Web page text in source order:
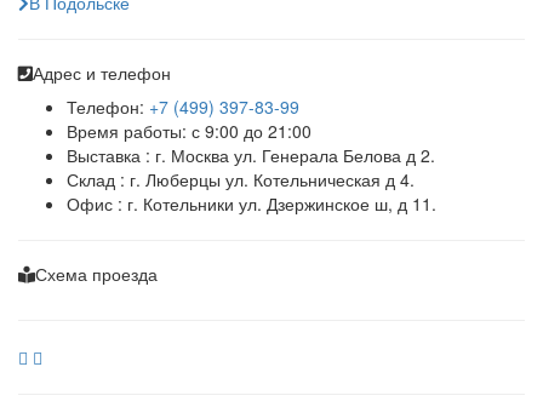
Адрес и телефон
Телефон: +7 (499) 397-83-99
Время работы: с 9:00 до 21:00
Выставка : г. Москва ул. Генерала Белова д 2.
Склад : г. Люберцы ул. Котельническая д 4.
Офис : г. Котельники ул. Дзержинское ш, д 11.
Схема проезда